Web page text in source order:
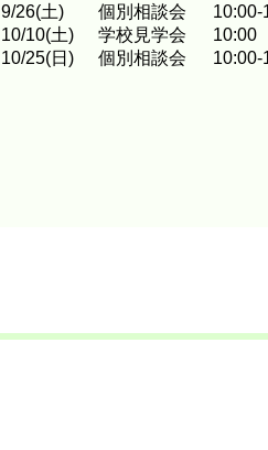
9/26(土) 個別相談会
10:00-
10/10(土) 学校見学会
10:00
10/25(日) 個別相談会 10:00-